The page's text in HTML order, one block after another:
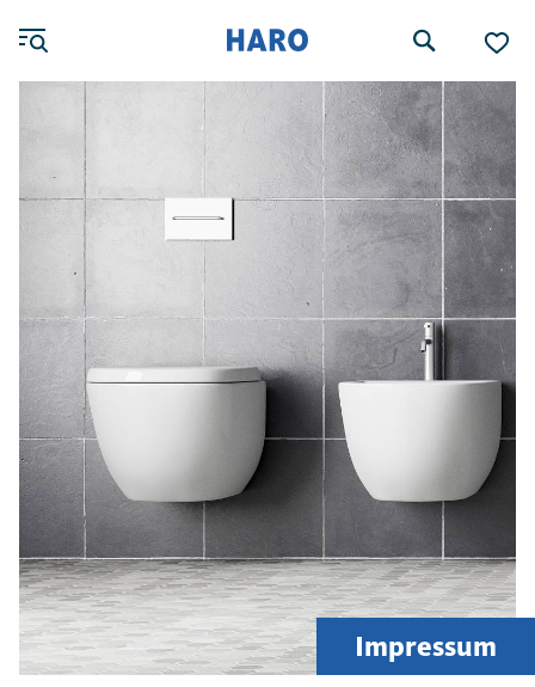
Letzte Suchanfragen
Impressum